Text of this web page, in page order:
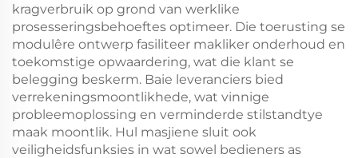
kragverbruik op grond van werklike
prosesseringsbehoeftes optimeer. Die toerusting se
modulêre ontwerp fasiliteer makliker onderhoud en
toekomstige opwaardering, wat die klant se
belegging beskerm. Baie leveranciers bied
verrekeningsmoontlikhede, wat vinnige
probleemoplossing en verminderde stilstandtye
maak moontlik. Hul masjiene sluit ook
veiligheidsfunksies in wat sowel bedieners as